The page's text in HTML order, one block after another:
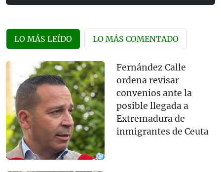
LO MÁS LEÍDO LO MÁS COMENTADO
Fernández Calle
ordena revisar
convenios ante la
posible llegada a
Extremadura de
inmigrantes de Ceuta